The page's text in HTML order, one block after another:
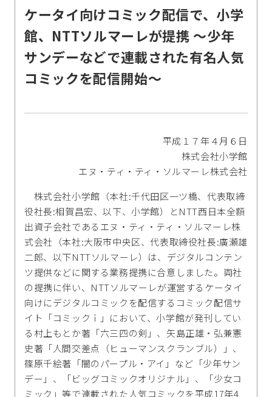
ケータイ向けコミック配信で、小学
館、NTTソルマーレが提携 ～少年
サンデーなどで連載された有名人気
コミックを配信開始～
平成１７年４月６日
株式会社小学館
エヌ・ティ・ティ・ソルマーレ株式会社
株式会社小学館（本社:千代田区一ツ橋、代表取締
役社長:相賀昌宏、以下、小学館）とNTT西日本全額
出資子会社であるエヌ・ティ・ティ・ソルマーレ株
式会社（本社:大阪市中央区、代表取締役社長:廣瀬雄
二郎、以下NTTソルマーレ）は、デジタルコンテン
ツ提供などに関する業務提携に合意しました。両社
の提携に伴い、NTTソルマーレが運営するケータイ
向けにデジタルコミックを配信するコミック配信サ
イト「コミックｉ」において、小学館が発刊してい
る村上もとか著「六三四の剣」、矢島正雄・弘兼憲
史著「人間交差点（ヒューマンスクランブル）」、
篠原千絵著「闇のパープル・アイ」など「少年サン
デー」、「ビッグコミックオリジナル」、「少女コ
ミック」等で連載された人気コミックを平成17年4